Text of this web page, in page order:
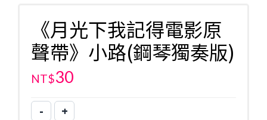
《月光下我記得電影原
聲帶》小路(鋼琴獨奏版)
NT$30
- +